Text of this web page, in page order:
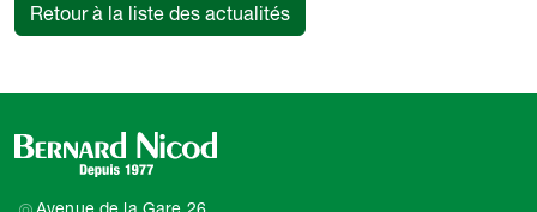
Retour à la liste des actualités